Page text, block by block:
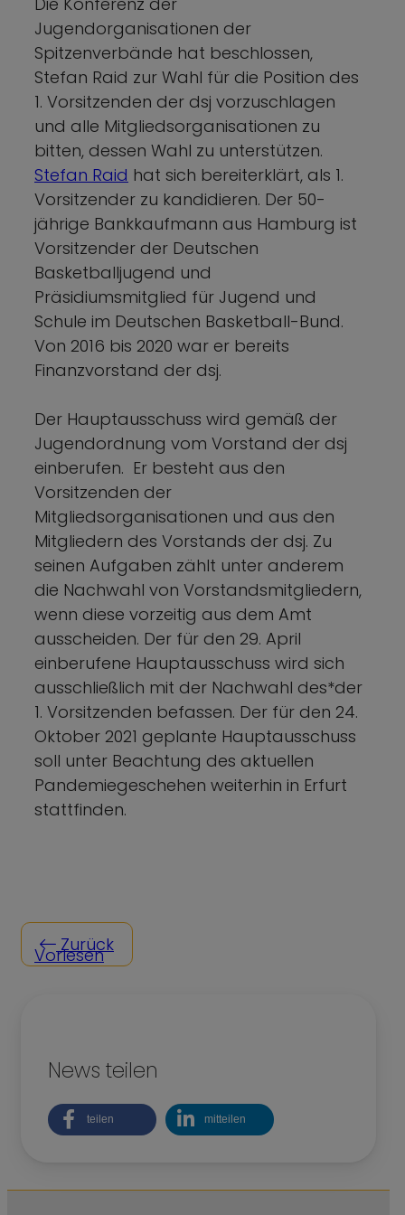
Jugendorganisationen der
Spitzenverbände hat beschlossen,
Stefan Raid zur Wahl für die Position des
1. Vorsitzenden der dsj vorzuschlagen
und alle Mitgliedsorganisationen zu
bitten, dessen Wahl zu unterstützen.
Stefan Raid hat sich bereiterklärt, als 1.
Vorsitzender zu kandidieren. Der 50-
jährige Bankkaufmann aus Hamburg ist
Vorsitzender der Deutschen
Basketballjugend und
Präsidiumsmitglied für Jugend und
Schule im Deutschen Basketball-Bund.
Von 2016 bis 2020 war er bereits
Finanzvorstand der dsj.
Der Hauptausschuss wird gemäß der
Jugendordnung vom Vorstand der dsj
einberufen. Er besteht aus den
Vorsitzenden der
Mitgliedsorganisationen und aus den
Mitgliedern des Vorstands der dsj. Zu
seinen Aufgaben zählt unter anderem
die Nachwahl von Vorstandsmitgliedern,
wenn diese vorzeitig aus dem Amt
ausscheiden. Der für den 29. April
einberufene Hauptausschuss wird sich
ausschließlich mit der Nachwahl des*der
1. Vorsitzenden befassen. Der für den 24.
Oktober 2021 geplante Hauptausschuss
soll unter Beachtung des aktuellen
Pandemiegeschehen weiterhin in Erfurt
stattfinden.
Zurück
Vorlesen
News teilen
teilen mitteilen